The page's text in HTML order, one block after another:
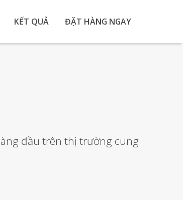
KẾT QUẢ ĐẶT HÀNG NGAY
đầu trên thị trường cung